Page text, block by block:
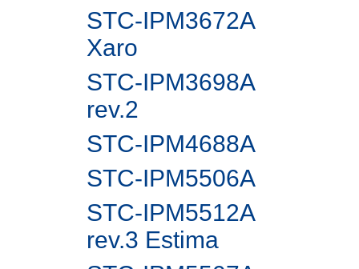
STC-IPM3672A
Xaro
STC-IPM3698A
rev.2
STC-IPM4688A
STC-IPM5506A
STC-IPM5512A
rev.3 Estima